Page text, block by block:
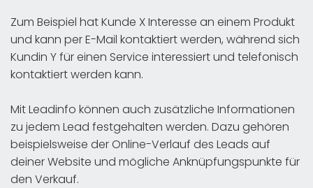
Zum Beispiel hat Kunde X Interesse an einem Produkt
und kann per E-Mail kontaktiert werden, während sich
Kundin Y für einen Service interessiert und telefonisch
kontaktiert werden kann.
Mit Leadinfo können auch zusätzliche Informationen
zu jedem Lead festgehalten werden. Dazu gehören
beispielsweise der Online-Verlauf des Leads auf
deiner Website und mögliche Anknüpfungspunkte für
den Verkauf.